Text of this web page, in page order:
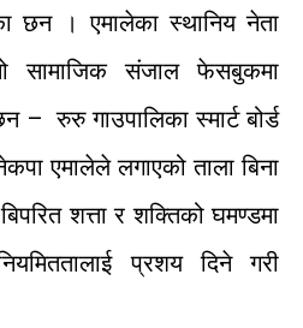
छन । एमालेका स्थानिय नेता
सामाजिक संजाल
फेसबुकमा
– रुरु गाउपालिका स्मार्ट बोर्ड
एमालेले लगाएको ताला बिना
बिपरित शत्ता र शक्तिको घमण्डमा
प्रशय दिने
गरी